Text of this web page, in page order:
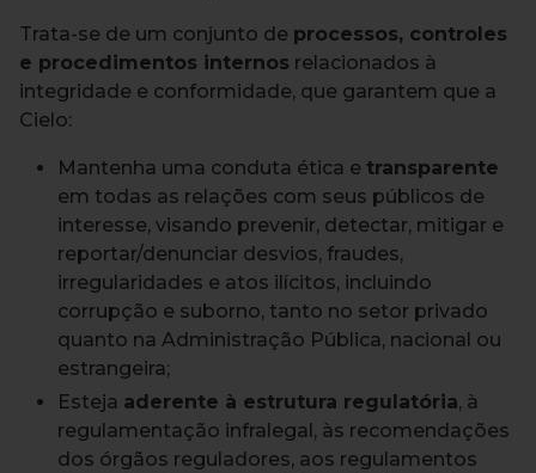
Trata-se de um conjunto de processos, controles
e procedimentos internos relacionados à
integridade e conformidade, que garantem que a
Cielo:
Mantenha uma conduta ética e transparente
em todas as relações com seus públicos de
interesse, visando prevenir, detectar, mitigar e
reportar/denunciar desvios, fraudes,
irregularidades e atos ilícitos, incluindo
corrupção e suborno, tanto no setor privado
quanto na Administração Pública, nacional ou
estrangeira;
Esteja aderente à estrutura regulatória, à
regulamentação infralegal, às recomendações
dos órgãos reguladores, aos regulamentos